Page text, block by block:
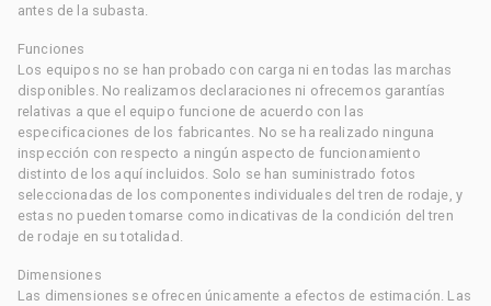
antes de la subasta.
Funciones
Los equipos no se han probado con carga ni en todas las marchas
disponibles. No realizamos declaraciones ni ofrecemos garantías
relativas a que el equipo funcione de acuerdo con las
especificaciones de los fabricantes. No se ha realizado ninguna
inspección con respecto a ningún aspecto de funcionamiento
distinto de los aquí incluidos. Solo se han suministrado fotos
seleccionadas de los componentes individuales del tren de rodaje, y
estas no pueden tomarse como indicativas de la condición del tren
de rodaje en su totalidad.
Dimensiones
Las dimensiones se ofrecen únicamente a efectos de estimación. Las